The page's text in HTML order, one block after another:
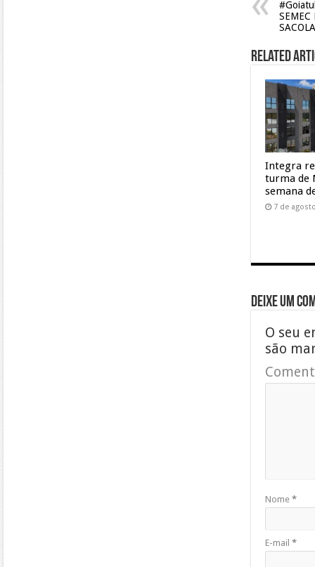
SEMEC
Related
Integra
turma de
semana
7 de
Deixe um
O seu
são
Nome *
E-mail *